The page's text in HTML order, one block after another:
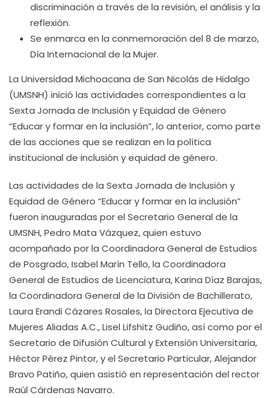
discriminación a través de la revisión, el análisis y la
reflexión.
Se enmarca en la conmemoración del 8 de marzo,
Día Internacional de la Mujer.
La Universidad Michoacana de San Nicolás de Hidalgo
(UMSNH) inició las actividades correspondientes a la
Sexta Jornada de Inclusión y Equidad de Género
“Educar y formar en la inclusión”, lo anterior, como parte
de las acciones que se realizan en la política
institucional de inclusión y equidad de género.
Las actividades de la Sexta Jornada de Inclusión y
Equidad de Género “Educar y formar en la inclusión”
fueron inauguradas por el Secretario General de la
UMSNH, Pedro Mata Vázquez, quien estuvo
acompañado por la Coordinadora General de Estudios
de Posgrado, Isabel Marín Tello, la Coordinadora
General de Estudios de Licenciatura, Karina Díaz Barajas,
la Coordinadora General de la División de Bachillerato,
Laura Erandi Cázares Rosales, la Directora Ejecutiva de
Mujeres Aliadas A.C., Lisel Lifshitz Gudiño, así como por el
Secretario de Difusión Cultural y Extensión Universitaria,
Héctor Pérez Pintor, y el Secretario Particular, Alejandor
Bravo Patiño, quien asistió en representación del rector
Raúl Cárdenas Navarro.